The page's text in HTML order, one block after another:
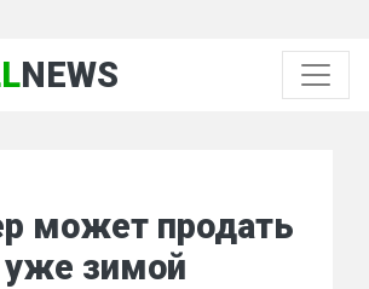
NEWS
может продать
уже зимой